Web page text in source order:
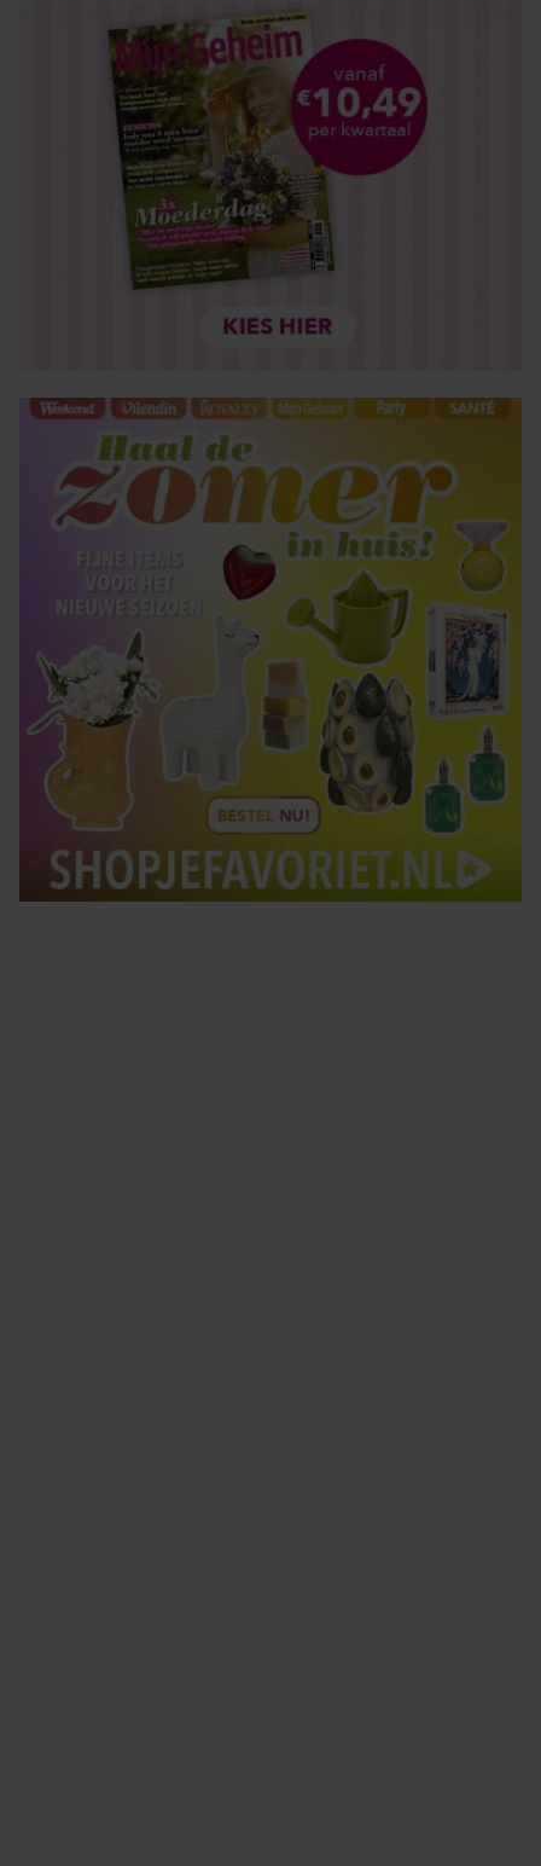
en om ons websiteverkeer te analyseren. Ook delen we
informatie over uw gebruik van onze site met onze
partners voor social media, adverteren en analyse. Deze
partners kunnen deze gegevens combineren met andere
informatie die u aan ze heeft verstrekt of die ze hebben
verzameld op basis van uw gebruik van hun services. U
gaat akkoord met onze cookies als u onze website blijft